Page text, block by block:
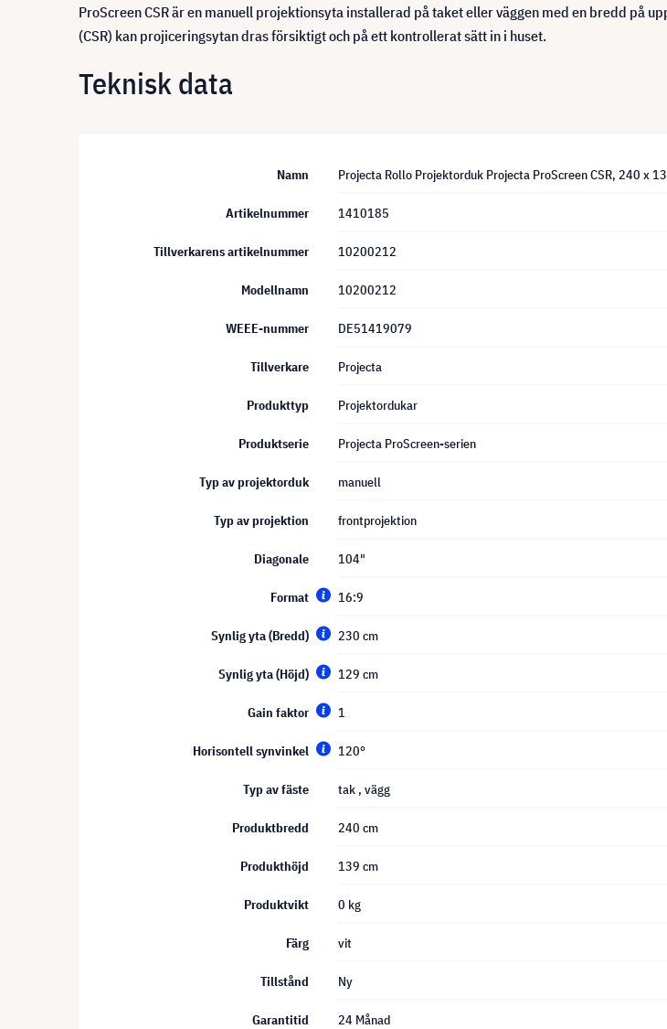
ProScreen CSR är en manuell projektionsyta installerad på taket eller väggen med en bredd på
(CSR) kan projiceringsytan dras försiktigt och på ett kontrollerat sätt in i huset.
Teknisk data
Namn Projecta Rollo Projektorduk Projecta ProScreen CSR, 240 x
Artikelnummer 1410185
Tillverkarens artikelnummer 10200212
Modellnamn 10200212
WEEE-nummer DE51419079
Tillverkare Projecta
Produkttyp Projektordukar
Produktserie Projecta ProScreen-serien
Typ av projektorduk manuell
Typ av projektion frontprojektion
Diagonale 104"
Format 16:9
Synlig yta (Bredd) 230 cm
Synlig yta (Höjd) 129 cm
Gain faktor 1
Horisontell synvinkel 120°
Typ av fäste tak , vägg
Produktbredd 240 cm
Produkthöjd 139 cm
Produktvikt 0 kg
Färg vit
Tillstånd Ny
Garantitid 24 Månad